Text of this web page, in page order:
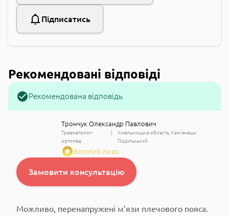
Підписатись
Рекомендовані відповіді
Рекомендована відповідь
Трончук Олександр Павлович
Травматолог-
ортопед
Хмельницька область Кам'янець-
Подільський
Золотий лікар
Замовити консультацію
Можливо, перенапружені м’язи плечового пояса.